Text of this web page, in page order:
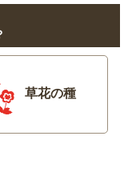
草花の種